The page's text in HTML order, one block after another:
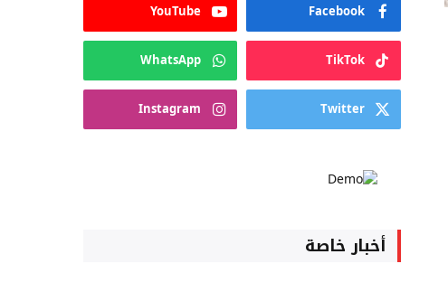
Facebook
YouTube
TikTok
WhatsApp
Twitter
Instagram
أخبار خاصة